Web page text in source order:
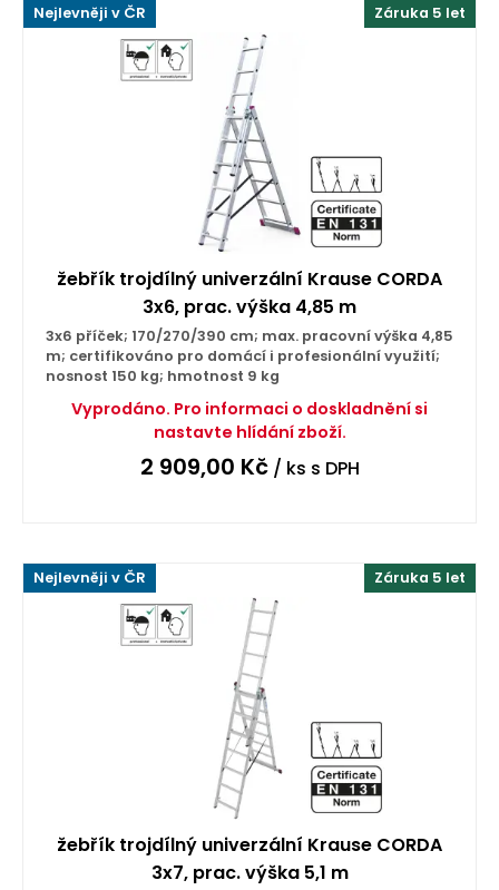
Záruka 5 let
Nejlevněji v ČR
žebřík trojdílný univerzální Krause CORDA
3x6, prac. výška 4,85 m
3x6 příček; 170/270/390 cm; max. pracovní výška 4,85
m; certifikováno pro domácí i profesionální využití;
nosnost 150 kg; hmotnost 9 kg
Vyprodáno. Pro informaci o doskladnění si
nastavte hlídání zboží.
2 909,00 Kč/ ks s DPH
Záruka 5 let
Nejlevněji v ČR
žebřík trojdílný univerzální Krause CORDA
3x7, prac. výška 5,1 m